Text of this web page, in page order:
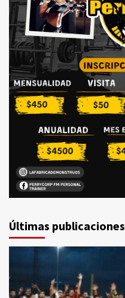
Últimas publicaciones